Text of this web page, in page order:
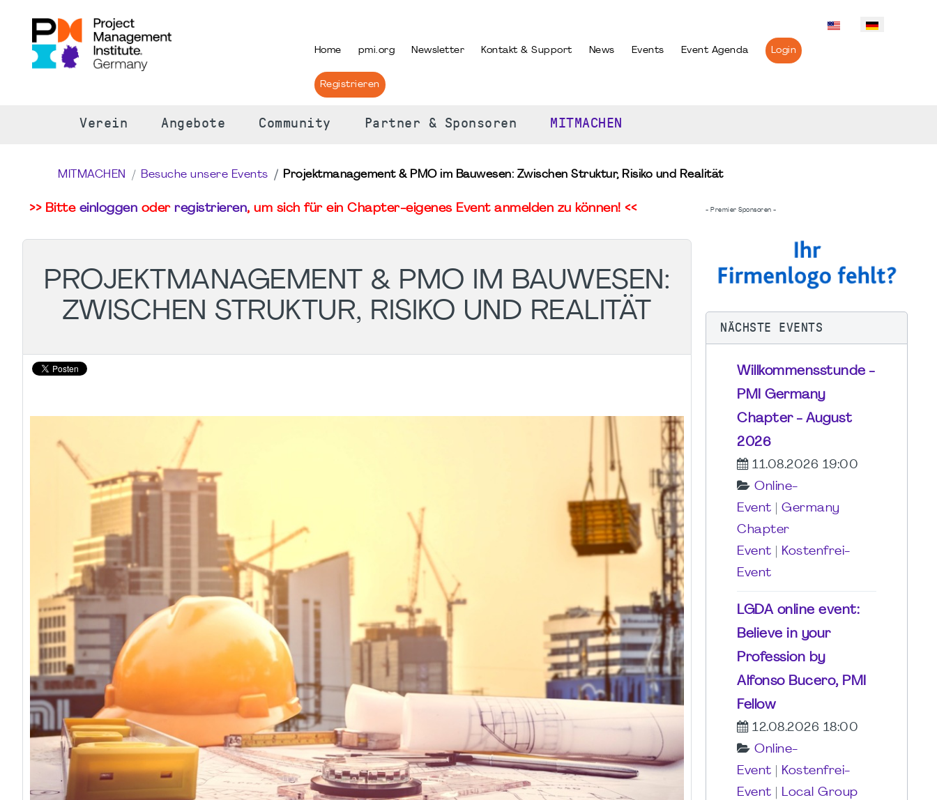
Home pmi.org Newsletter Kontakt & Support News Events Event Agenda Login
Registrieren
Verein Angebote Community Partner & Sponsoren MITMACHEN
MITMACHEN Besuche unsere Events Projektmanagement & PMO im Bauwesen: Zwischen Struktur, Risiko und Realität
>> Bitte einloggen oder registrieren, um sich für ein Chapter-eigenes Event anmelden zu können! <<
PROJEKTMANAGEMENT & PMO IM BAUWESEN:
ZWISCHEN STRUKTUR, RISIKO UND REALITÄT
- Premier Sponsoren -
NÄCHSTE EVENTS
Willkommensstunde -
PMI Germany
Chapter - August
2026
11.08.2026 19:00
Online-
Event
Germany
Chapter
Event
Kostenfrei-
Event
LGDA online event:
Believe in your
Profession by
Alfonso Bucero, PMI
Fellow
12.08.2026 18:00
Online-
Event
Kostenfrei-
Event
Local Group